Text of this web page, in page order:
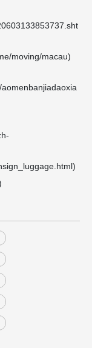
moving/macau)